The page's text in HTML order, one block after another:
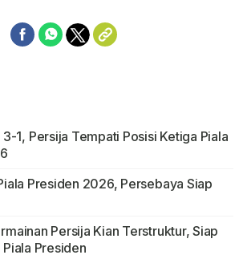
1, Persija Tempati Posisi Ketiga Piala
Presiden 2026, Persebaya Siap
Persija Kian Terstruktur, Siap
Presiden